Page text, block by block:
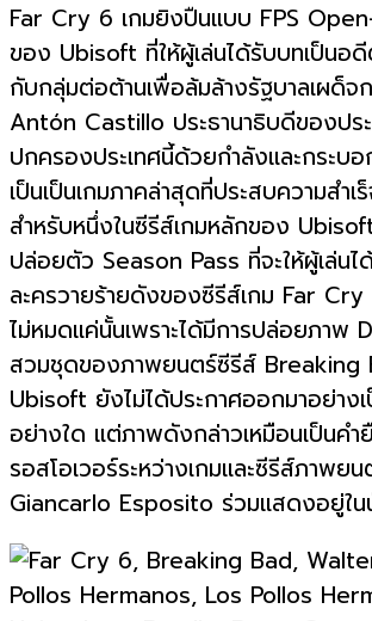
Far Cry 6 เกมยิงปืนแบบ FPS
ของ Ubisoft ที่ให้ผู้เล่นได้รับบทเป็นอดี
กับกลุ่มต่อต้านเพื่อล้มล้างรัฐบาลเผด็จ
Antón Castillo ประธานาธิบดีของปร
ปกครองประเทศนี้ด้วยกำลังและกระบ
เป็นเป็นเกมภาคล่าสุดที่ประสบความสำเ
สำหรับหนึ่งในซีรีส์เกมหลักของ
ปล่อยตัว Season Pass ที่จะให้ผู้เล่น
ละครวายร้ายดังของซีรีส์เกม Far
ไม่หมดแค่นั้นเพราะได้มีการปล่อยภาพ
สวมชุดของภาพยนตร์ซีรีส์ Breaking
Ubisoft ยังไม่ได้ประกาศออกมาอย่าง
อย่างใด แต่ภาพดังกล่าวเหมือนเป็นคำ
รอสโอเวอร์ระหว่างเกมและซีรีส์ภาพย
Giancarlo Esposito ร่วมแสดงอยู่ใ